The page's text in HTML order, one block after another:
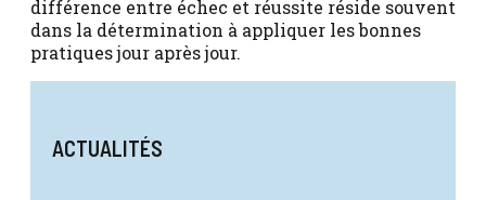
différence entre échec et réussite réside souvent
dans la détermination à appliquer les bonnes
pratiques jour après jour.
ACTUALITÉS